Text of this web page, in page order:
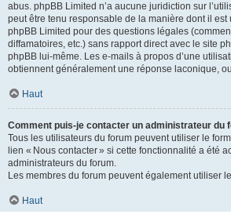
abus. phpBB Limited n’a aucune juridiction sur
peut être tenu responsable de la manière dont il est
phpBB Limited pour des questions légales
diffamatoires, etc.) sans rapport direct avec le site
phpBB lui-même. Les e-mails à propos d’une
obtiennent généralement une réponse laconique,
Haut
Comment puis-je contacter un administrateur du
Tous les utilisateurs du forum peuvent utiliser le
lien « Nous contacter » si cette fonctionnalité a été
administrateurs du forum.
Les membres du forum peuvent également utiliser
Haut